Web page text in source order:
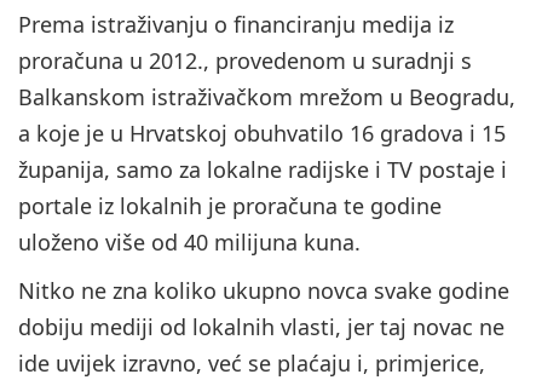
Prema istraživanju o financiranju medija iz
proračuna u 2012., provedenom u suradnji s
Balkanskom istraživačkom mrežom u Beogradu,
a koje je u Hrvatskoj obuhvatilo 16 gradova i 15
županija, samo za lokalne radijske i TV postaje i
portale iz lokalnih je proračuna te godine
uloženo više od 40 milijuna kuna.
Nitko ne zna koliko ukupno novca svake godine
dobiju mediji od lokalnih vlasti, jer taj novac ne
ide uvijek izravno, već se plaćaju i, primjerice,